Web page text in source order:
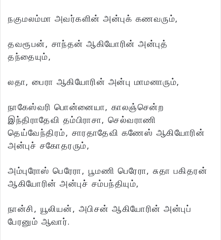
நகுமலம்மா அவர்களின் அன்புக் கணவரும்,
தவரூபன், சாந்தன் ஆகியோரின் அன்புத்
தந்தையும்,
லதா, பைரா ஆகியோரின் அன்பு மாமனாரும்,
நாகேஸ்வரி பொன்னையா, காலஞ்சென்ற
இந்திராதேவி தம்பிராசா, செல்வராணி
தெய்வேந்திரம், சாரதாதேவி கணேஸ் ஆகியோரின்
அன்புச் சகோதரரும்,
அம்புரோஸ் பெரேரா, பூமணி பெரேரா, சுதா பகிதரன்
ஆகியோரின் அன்புச் சம்பந்தியும்,
நான்சி, யூலியன், அபிசன் ஆகியோரின் அன்புப்
பேரனும் ஆவார்.